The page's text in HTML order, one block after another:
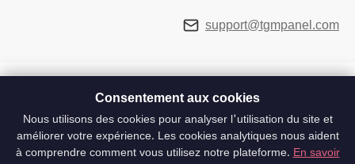
support@tgmpanel.com
Consentement aux cookies
Nous utilisons des cookies pour analyser l'utilisation du site et
améliorer votre expérience. Les cookies analytiques nous aident
à comprendre comment vous utilisez notre plateforme.En savoir